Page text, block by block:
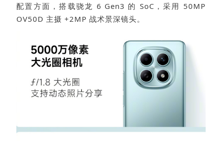
配置方面，搭载骁龙 6 Gen3 的 SoC，采用 50MP
OV50D 主摄 +2MP 战术景深镜头。